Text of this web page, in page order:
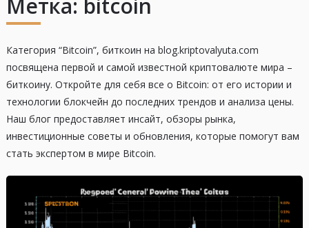
Метка: bitcoin
Категория “Bitcoin”, биткоин на blog.kriptovalyuta.com
посвящена первой и самой известной криптовалюте мира –
биткоину. Откройте для себя все о Bitcoin: от его истории и
технологии блокчейн до последних трендов и анализа цены.
Наш блог предоставляет инсайт, обзоры рынка,
инвестиционные советы и обновления, которые помогут вам
стать экспертом в мире Bitcoin.